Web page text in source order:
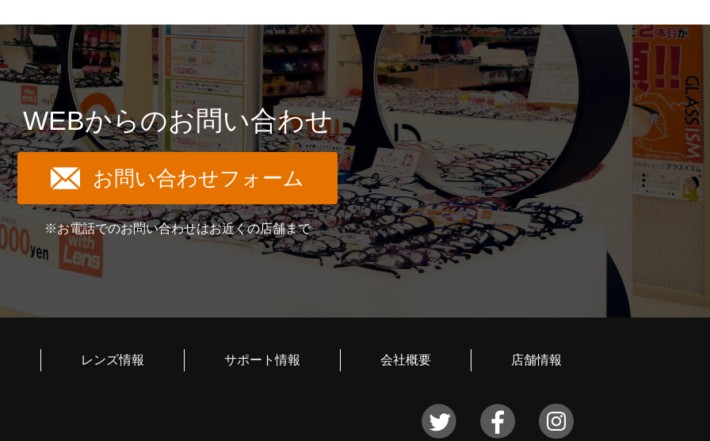
WEBからのお問い合わせ
お問い合わせフォーム
※お電話でのお問い合わせはお近くの店舗まで
レンズ情報 サポート情報 会社概要 店舗情報